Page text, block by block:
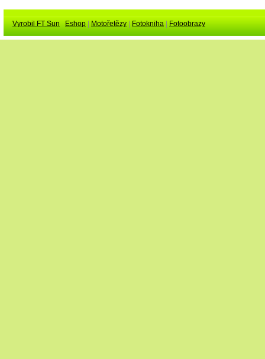
Vyrobil FT Sun Eshop Motořetězy Fotokniha Fotoobrazy